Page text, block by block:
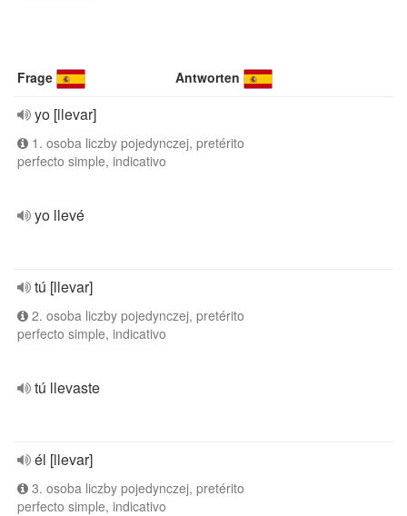
Frage Antworten
yo [llevar]
1. osoba liczby pojedynczej, pretérito
perfecto simple, indicativo
yo llevé
tú [llevar]
2. osoba liczby pojedynczej, pretérito
perfecto simple, indicativo
tú llevaste
él [llevar]
3. osoba liczby pojedynczej, pretérito
perfecto simple, indicativo